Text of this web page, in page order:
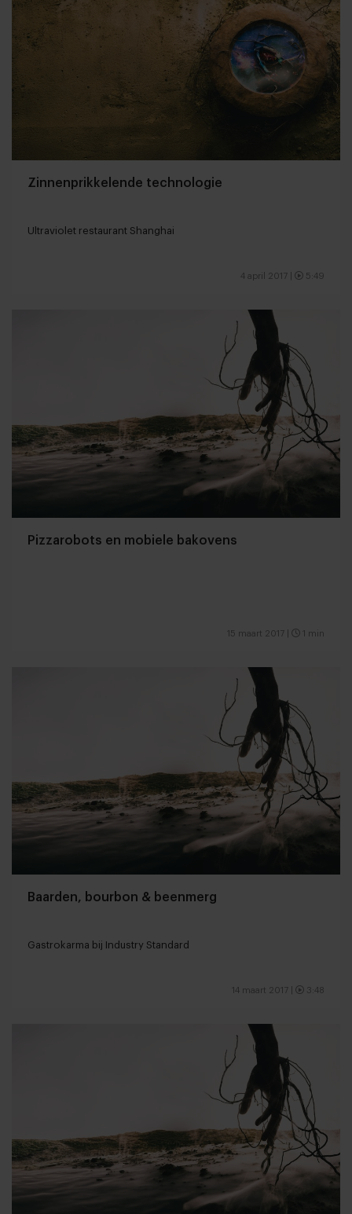
Zinnenprikkelende technologie
Ultraviolet restaurant Shanghai
4 april 2017 5:49
Pizzarobots en mobiele bakovens
15 maart 2017 1 min
Baarden, bourbon & beenmerg
Gastrokarma bij Industry Standard
14 maart 2017 3:48